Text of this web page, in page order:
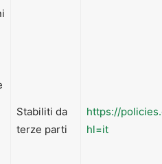
Stabiliti da
terze parti
https://
hl=it